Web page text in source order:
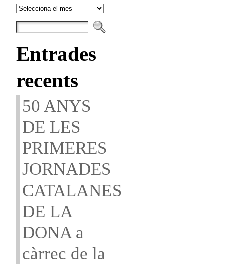
Entrades
Entrades
recents
50 ANYS
DE LES
PRIMERES
JORNADES
CATALANES
DE LA
DONA a
càrrec de la